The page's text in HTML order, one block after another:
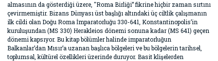
almasının da gösterdiği üzere, "Roma Birliği” fikrine hiçbir zaman sırtını
çevirmemiştir. Bizans Dünyası üst başlığı altındaki üç ciltlik çalışmanın
ilk cildi olan Doğu Roma İmparatorluğu 330-641, Konstantinopolis’in
kuruluşundan (MS 330) Herakleios dönemi sonuna kadar (MS 641) geçen
dönemi kapsıyor. Bu kitap bölümler halinde imparatorluğun
Balkanlar’dan Mısır’a uzanan başlıca bölgeleri ve bu bölgelerin tarihsel,
toplumsal, kültürel özellikleri üzerinde duruyor. Basit klişelerden